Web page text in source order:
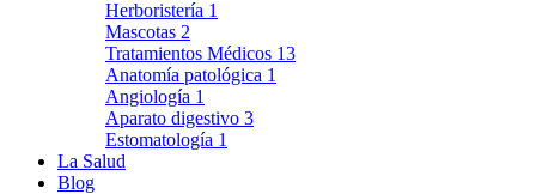
Herboristería 1
Mascotas 2
Tratamientos Médicos 13
Anatomía patológica 1
Angiología 1
Aparato digestivo 3
Estomatología 1
La Salud
Blog